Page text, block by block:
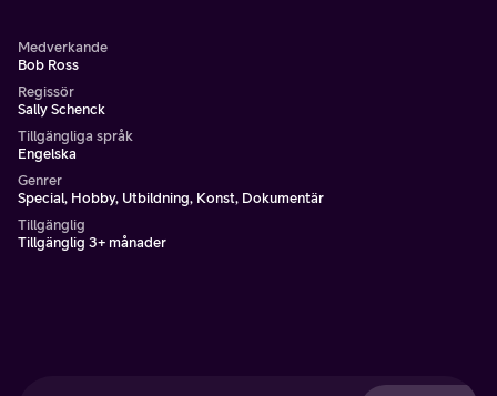
Medverkande
Bob Ross
Regissör
Sally Schenck
Tillgängliga språk
Engelska
Genrer
Special, Hobby, Utbildning, Konst, Dokumentär
Tillgänglig
Tillgänglig 3+ månader